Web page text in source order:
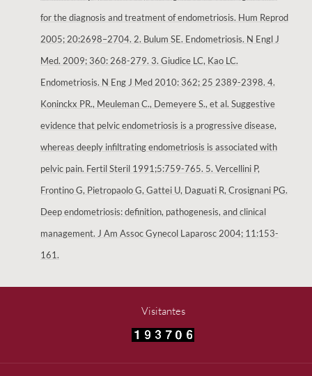
for the diagnosis and treatment of endometriosis. Hum Reprod
2005; 20:2698–2704. 2. Bulum SE. Endometriosis. N Engl J
Med. 2009; 360: 268-279. 3. Giudice LC, Kao LC.
Endometriosis. N Eng J Med 2010: 362; 25 2389-2398. 4.
Koninckx PR., Meuleman C., Demeyere S., et al. Suggestive
evidence that pelvic endometriosis is a progressive disease,
whereas deeply infiltrating endometriosis is associated with
pelvic pain. Fertil Steril 1991;5:759-765. 5. Vercellini P,
Frontino G, Pietropaolo G, Gattei U, Daguati R, Crosignani PG.
Deep endometriosis: definition, pathogenesis, and clinical
management. J Am Assoc Gynecol Laparosc 2004; 11:153-
161.
Visitantes